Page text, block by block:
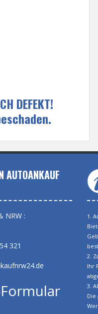
DEFEKT!
AUTOANKAUF
NRW :
321
1.
2.
Ihr
3.
Die